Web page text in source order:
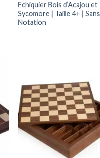
Echiquier Bois d’Acajou et
Sycomore | Taille 4+ | Sans
Notation